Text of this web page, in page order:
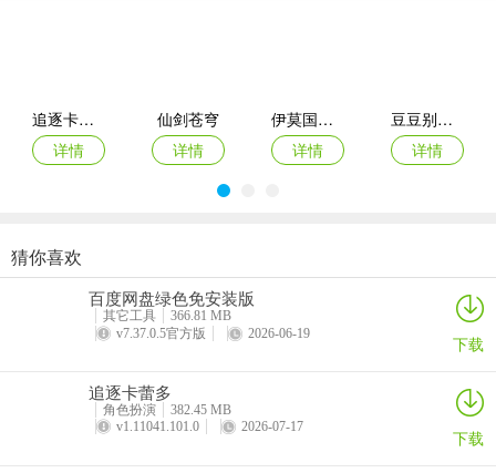
亲，并且真相是……（在取得她写给阿雅的父亲情信中可以了解到）
追逐卡蕾多
详情
仙剑苍穹
详情
伊莫国际服
详情
豆豆别嚣张游戏
详情
酷跑西游手游
巴雄天下
详情
指尖无双手游
数码宝贝up手游
猜你喜欢
百度网盘绿色免安装版
其它工具
366.81 MB
v7.37.0.5官方版
2026-06-19 下载
追逐卡蕾多
角色扮演
382.45 MB
v1.11041.101.0
2026-07-17 下载